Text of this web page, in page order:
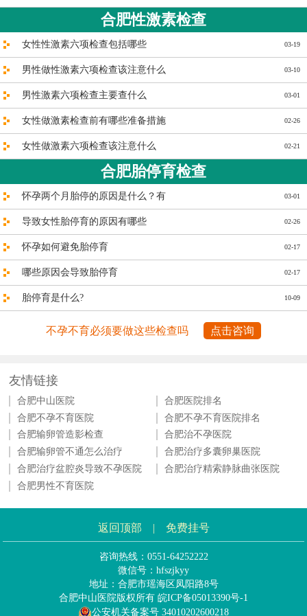
合肥性激素检查
03-19
女性性激素六项检查包括哪些
03-10
男性做性激素六项检查该注意什么
03-01
男性激素六项检查主要查什么
02-26
女性做激素检查前有哪些准备措施
02-21
女性做激素六项检查该注意什么
合肥胎停育检查
03-01
怀孕两个月胎停的原因是什么？有
02-26
导致女性胎停育的原因有哪些
02-17
怀孕如何避免胎停育
02-17
哪些原因会导致胎停育
10-09
胎停育是什么?
不孕不育必须要做这些检查吗 点击咨询
友情链接
合肥中山医院
合肥医院排名
合肥不孕不育医院
合肥不孕不育医院排名
合肥输卵管造影检查
合肥治不孕医院
合肥输卵管不通怎么治疗
合肥治疗多囊卵巢医院
合肥治疗盆腔炎导致不孕医院
合肥治疗精索静脉曲张医院
合肥男性不育医院
返回顶部 | 免费挂号
咨询热线：0551-64252222
微信号：hfszjkyy
地址：合肥市瑶海区凤阳路8号
合肥中山医院版权所有 皖ICP备05013390号-1
公安机关备案号 34010202600218